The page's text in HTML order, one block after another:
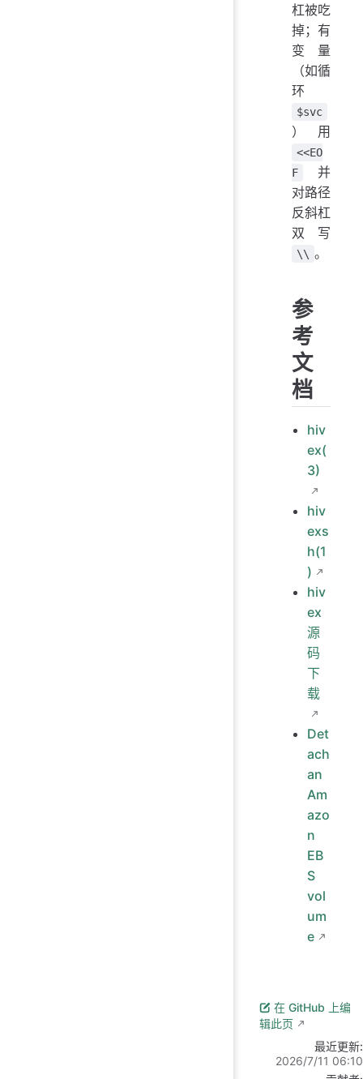
杠被吃
掉；有
变量
（如循
环
$svc
）用
<<EO
F
并
对路径
反斜杠
双写
\\ 。
参
考
文
档
hiv
ex(
3)
hiv
exs
h(1
)
hiv
ex
源
码
下
载
Det
ach
an
Am
azo
n
EB
S
vol
um
e
在 GitHub 上编
辑此页
最近更新:
2026/7/11 06:10